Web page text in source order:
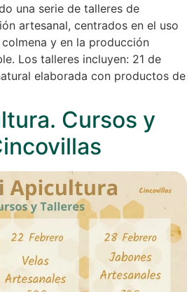
una serie de talleres de
artesanal, centrados en el uso
y en la producción
Los talleres incluyen: 21 de
elaborada con productos de
Cursos y